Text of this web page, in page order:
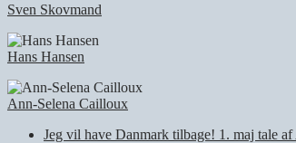
Sven Skovmand
Hans Hansen
Ann-Selena Cailloux
Jeg vil have Danmark tilbage! 1. maj tale